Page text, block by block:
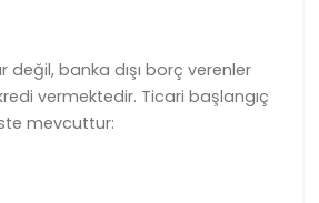
değil, banka dışı borç verenler
vermektedir. Ticari başlangıç
mevcuttur: